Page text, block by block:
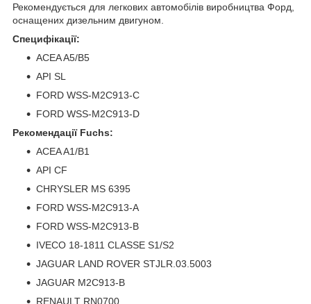
Рекомендується для легкових автомобілів виробництва Форд,
оснащених дизельним двигуном.
Специфікації:
ACEA A5/B5
API SL
FORD WSS-M2C913-C
FORD WSS-M2C913-D
Рекомендації Fuchs:
ACEA A1/B1
API CF
CHRYSLER MS 6395
FORD WSS-M2C913-A
FORD WSS-M2C913-B
IVECO 18-1811 CLASSE S1/S2
JAGUAR LAND ROVER STJLR.03.5003
JAGUAR M2C913-B
RENAULT RN0700